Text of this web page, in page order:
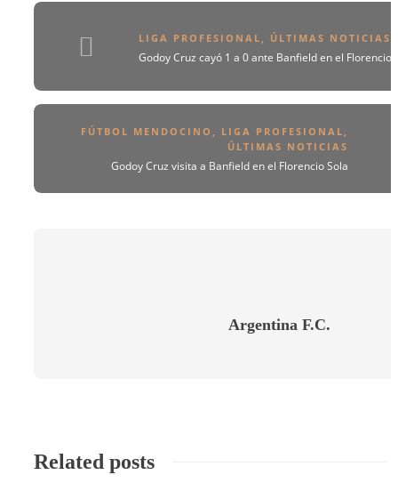
LIGA PROFESIONAL , ÚLTIMAS NOTICIAS
Godoy Cruz cayó 1 a 0 ante Banfield en el Florencio
FÚTBOL MENDOCINO LIGA PROFESIONAL
ÚLTIMAS NOTICIAS
Godoy Cruz visita a Banfield en el Florencio Sola
Argentina F.C.
Related posts